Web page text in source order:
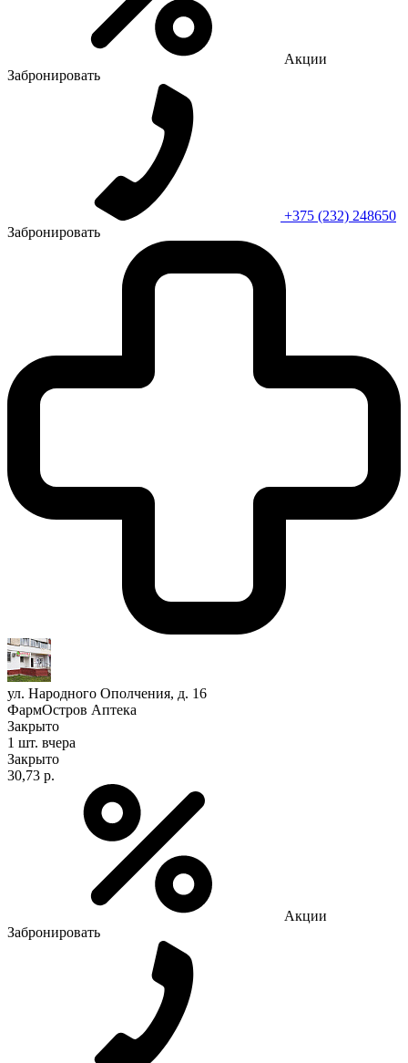
Акции
Забронировать
+375 (232) 248650
Забронировать
ул. Народного Ополчения, д. 16
ФармОстров Аптека
Закрыто
1 шт. вчера
Закрыто
30,73 р.
Акции
Забронировать